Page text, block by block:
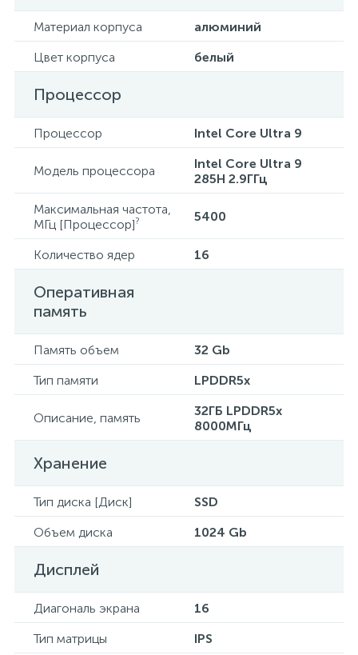
Материал корпуса
алюминий
Цвет корпуса
белый
Процессор
Процессор Intel Core Ultra 9
Модель процессора
Intel Core Ultra 9
285H 2.9ГГц
Максимальная частота,
МГц [Процессор]? 5400
Количество ядер 16
Оперативная
память
Память объем
32 Gb
Тип памяти
LPDDR5x
Описание, память
32ГБ LPDDR5x
8000МГц
Хранение
Тип диска [Диск]
SSD
Объем диска
1024 Gb
Дисплей
Диагональ экрана
16
Тип матрицы
IPS